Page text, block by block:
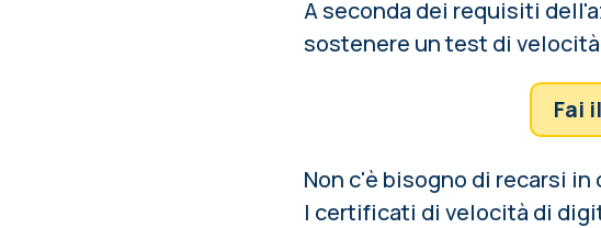
A seconda dei requisiti
sostenere un test di
Fai
Non c'è bisogno di recarsi
I certificati di velocità di